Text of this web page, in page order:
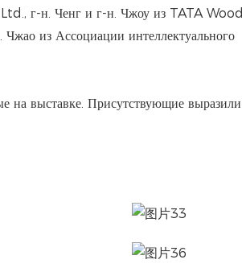
г-н. Ченг и г-н. Чжоу из TATA Wood
из Ассоциации интеллектуального
на выставке. Присутствующие выразили